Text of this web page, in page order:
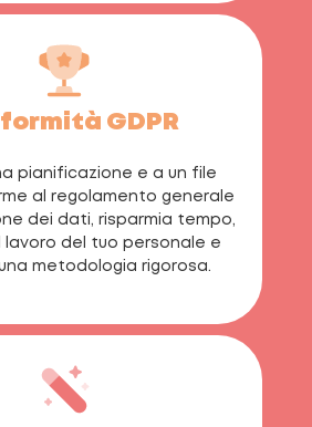
GDPR
pianificazione e a un file
al regolamento generale
dei dati, risparmia tempo,
lavoro del tuo personale e
metodologia rigorosa.